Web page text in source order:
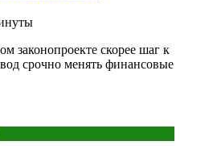
законопроекте скорее шаг к
срочно менять финансовые